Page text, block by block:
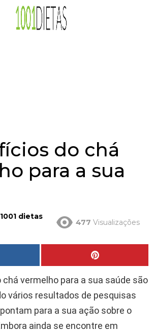
do chá
para a sua
dietas
477 Visualizações
vermelho para a sua saúde são
vários resultados de pesquisas
para a sua ação sobre o
ainda se encontre em